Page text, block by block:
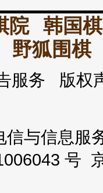
院
韩国
野狐围棋
服务 版
信与信息
号